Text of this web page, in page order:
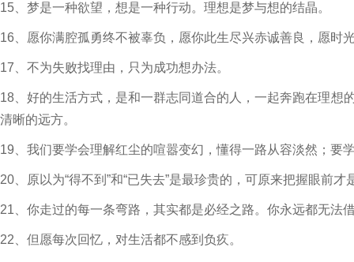
15、梦是一种欲望，想是一种行动。理想是梦与想的结晶。
16、愿你满腔孤勇终不被辜负，愿你此生尽兴赤诚善良，愿时
17、不为失败找理由，只为成功想办法。
18、好的生活方式，是和一群志同道合的人，一起奔跑在理想
清晰的远方。
19、我们要学会理解红尘的喧嚣变幻，懂得一路从容淡然；要
20、原以为“得不到”和“已失去”是最珍贵的，可原来把握眼前才
21、你走过的每一条弯路，其实都是必经之路。你永远都无法
22、但愿每次回忆，对生活都不感到负疚。